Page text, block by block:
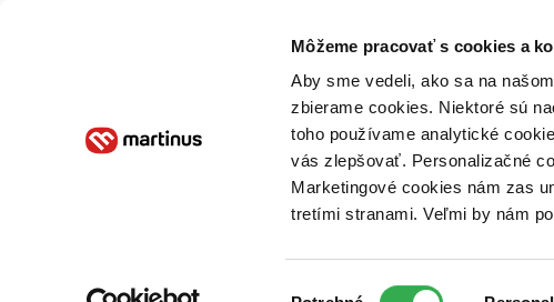
Môžeme pracovať s cookies a
Aby sme vedeli, ako sa na
zbierame cookies. Niektoré sú
toho používame analytické
vás zlepšovať. Personalizačné
Marketingové cookies nám zas
tretími stranami. Veľmi by nám
Poukážky Kontakt